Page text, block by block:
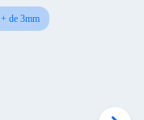
de 3mm